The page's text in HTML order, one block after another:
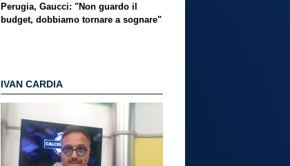
Perugia, Gaucci: "Non guardo il
budget, dobbiamo tornare a sognare"
IVAN CARDIA